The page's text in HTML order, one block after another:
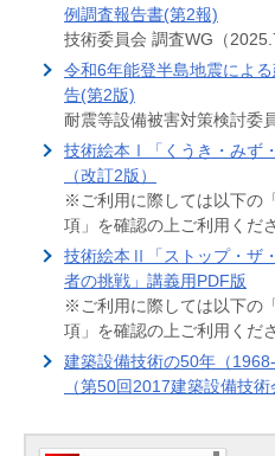
例調査報告書(第2報)
技術委員会 調査WG（
令和6年能登半島地震によ
告(第2版)
耐震等設備被害対策検討委
技術絵本Ⅰ「くうき・みず
（改訂2版）
※ご利用に際しては以下の
項」を確認の上ご利用くださ
技術絵本Ⅱ「ストップ・ザ
者の挑戦」講義用PDF版
※ご利用に際しては以下の
項」を確認の上ご利用くださ
建築設備技術の50年（1968-
（第50回2017建築設備技術